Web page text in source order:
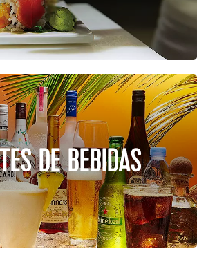
DE BEBIDAS